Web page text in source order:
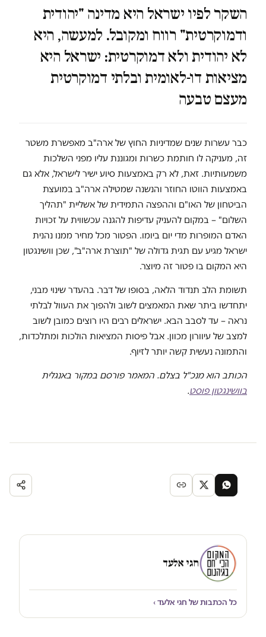
השקר לפיו ישראל היא מדינה "יהודית
ודמוקרטית" רווח ומקובל. למעשה, היא
לא יהודית ולא דמוקרטית: ישראל היא
מציאות דו-לאומית ובלתי דמוקרטית
מעצם טבעה
כבר עשרות שנים שמדיניות החוץ של ארה"ב מאפשרת משטר
זה, מעניקה לו חותמת כשרות ומגוננת עליו מפני השלכות
משמעותיות. זאת, לא רק באמצעות סיוע ישיר לישראל, אלא גם
באמצעות הווטו החוזר והנשנה שמטילה ארה"ב במועצת
הביטחון של האו"ם וההפצה התמידית של אשליית "תהליך
השלום" – במקום להעניק עדיפות להגנה עכשווית על זכויות
האדם המופרות מדי יום ביומו. הפטור מכל מחיר ממנו נהנית
ישראל מגיע עם תגית גדולה של "תוצרת ארה"ב", שכן וושינגטון
היא המקום בו פטור זה מיוצר.
תשומת הלב תנדוד הלאה, בסופו של דבר. בהעדר שינוי מבני,
יתחדשו ביתר שאת המאמצים לשוב ולהפוך את העוול לבלתי
נראה – עד לסבב הבא. ישראלים רבים היו רוצים כמובן לשוב
למצב של עיוורון מכוון. אבל פיסות המציאות הולכות ומתלכדות,
והתמונה נעשית קשה יותר לזיוף.
הכותב הוא מנכ"ל בצלם. המאמר פורסם במקור באנגלית
בוושינגטון פוסט.
חגי אלעד
כל הכתבות של חגי אלעד ›